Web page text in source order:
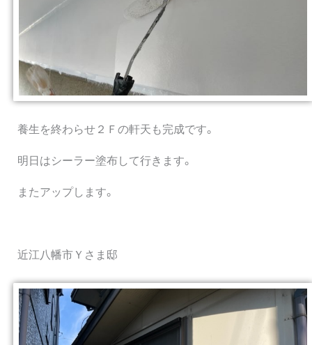
養生を終わらせ２Ｆの軒天も完成です。
明日はシーラー塗布して行きます。
またアップします。
近江八幡市Ｙさま邸